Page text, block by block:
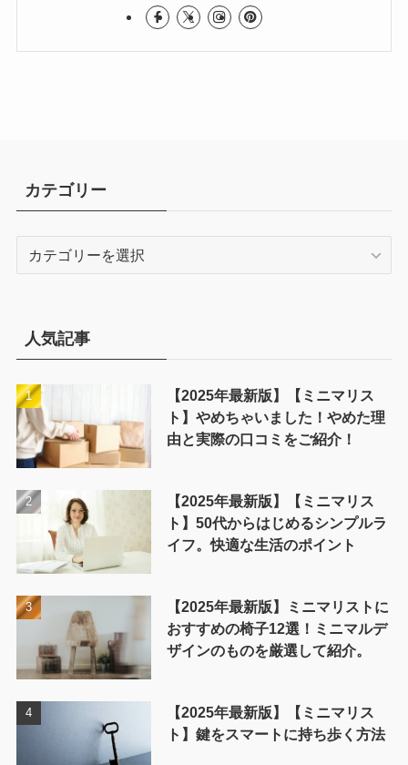
カテゴリー
ー人気記事
【2025年最新版】【ミニマリス
ト】やめちゃいました！やめた理
由と実際の口コミをご紹介！
【2025年最新版】【ミニマリス
ト】50代からはじめるシンプルラ
イフ。快適な生活のポイント
【2025年最新版】ミニマリストに
おすすめの椅子12選！ミニマルデ
ザインのものを厳選して紹介。
【2025年最新版】【ミニマリス
ト】鍵をスマートに持ち歩く方法